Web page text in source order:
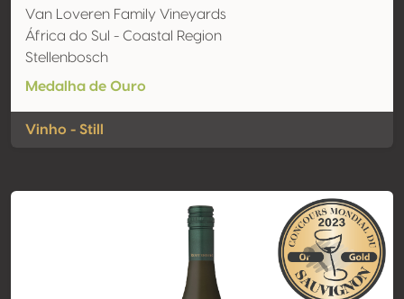
Van Loveren Family Vineyards
África do Sul - Coastal Region
Stellenbosch
Medalha de Ouro
Vinho - Still